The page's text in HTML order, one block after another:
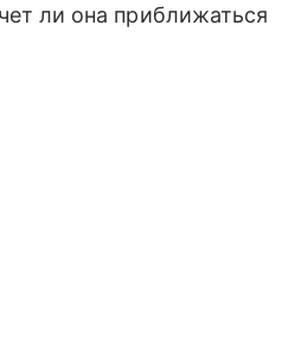
ли она приближаться